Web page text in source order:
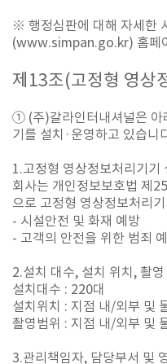
※ 행정심판에 대해 자세한
(www.simpan.go.kr) 홈페
제 13조(고정형 영상
① (주)갈라인터내셔널은 아
기를 설치·운영하고 있습니
1.고정형 영상정보처리기기
회사는 개인정보보호법 제
으로 고정형 영상정보처리
- 시설안전 및 화재 예방
- 고객의 안전을 위한 범죄
2.설치 대수, 설치 위치, 촬영
설치대수 : 220대
설치위치 : 지점 내/외부 및
촬영범위 : 지점 내/외부 및
3.관리책임자, 담당부서 및